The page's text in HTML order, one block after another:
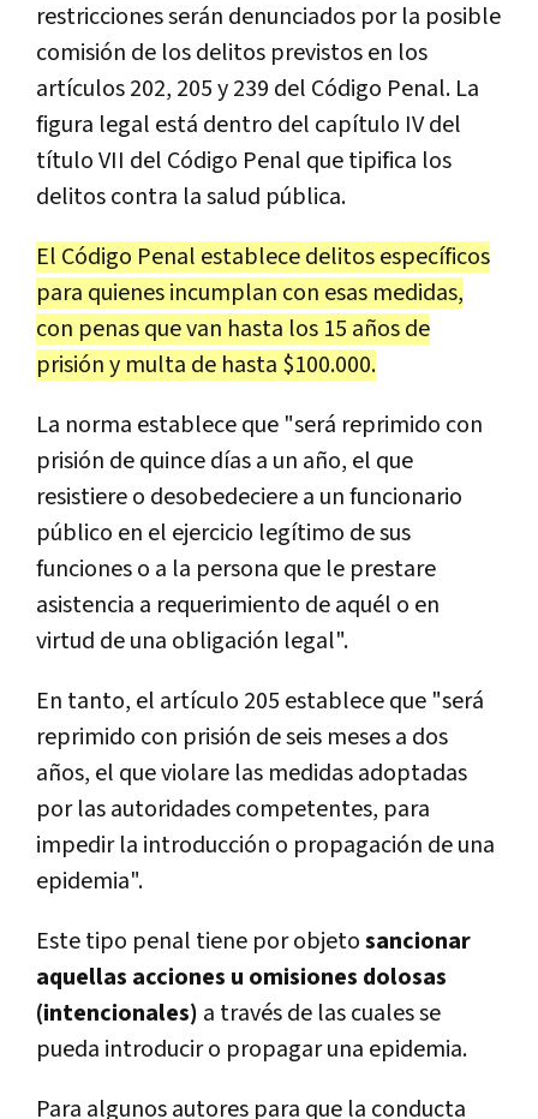
restricciones serán denunciados por la posible
comisión de los delitos previstos en los
artículos 202, 205 y 239 del Código Penal. La
figura legal está dentro del capítulo IV del
título VII del Código Penal que tipifica los
delitos contra la salud pública.
El Código Penal establece delitos específicos
para quienes incumplan con esas medidas,
con penas que van hasta los 15 años de
prisión y multa de hasta $100.000.
La norma establece que "será reprimido con
prisión de quince días a un año, el que
resistiere o desobedeciere a un funcionario
público en el ejercicio legítimo de sus
funciones o a la persona que le prestare
asistencia a requerimiento de aquél o en
virtud de una obligación legal".
En tanto, el artículo 205 establece que "será
reprimido con prisión de seis meses a dos
años, el que violare las medidas adoptadas
por las autoridades competentes, para
impedir la introducción o propagación de una
epidemia".
Este tipo penal tiene por objetosancionar
aquellas acciones u omisiones dolosas
(intencionales) a través de las cuales se
pueda introducir o propagar una epidemia.
Para algunos autores para que la conducta